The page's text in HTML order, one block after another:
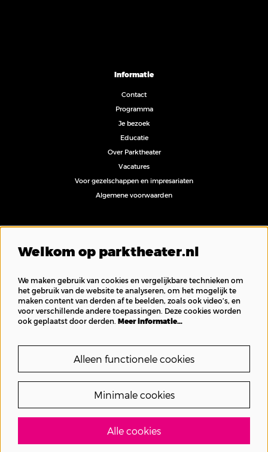
Informatie
Contact
Programma
Je bezoek
Educatie
Over Parktheater
Vacatures
Voor gezelschappen en impresariaten
Algemene voorwaarden
Inschrijven nieuwsbrief
Welkom op parktheater.nl
We maken gebruik van cookies en vergelijkbare technieken om
het gebruik van de website te analyseren, om het mogelijk te
maken content van derden af te beelden, zoals ook video’s, en
voor verschillende andere toepassingen. Deze cookies worden
ook geplaatst door derden. Meer informatie…
Alleen functionele cookies
Minimale cookies
Alle cookies